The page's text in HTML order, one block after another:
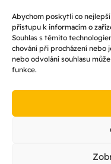
Abychom poskytli co
přístupu k informacím o
Souhlas s těmito
chování při procházení nebo
nebo odvolání souhlasu
funkce.
Odesláním souhlasíte
Altera Handling